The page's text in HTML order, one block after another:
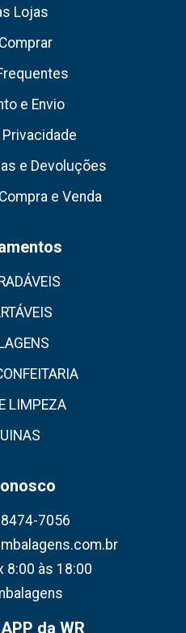
Lojas
e Envio
e Devoluções
e Venda
LIMPEZA
7056
8:00 às 18:00
da WR